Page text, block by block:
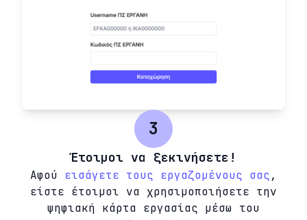
3
Έτοιμοι να ξεκινήσετε!
Αφού εισάγετε τους εργαζομένους σας,
είστε έτοιμοι να χρησιμοποιήσετε την
ψηφιακή κάρτα εργασίας μέσω του